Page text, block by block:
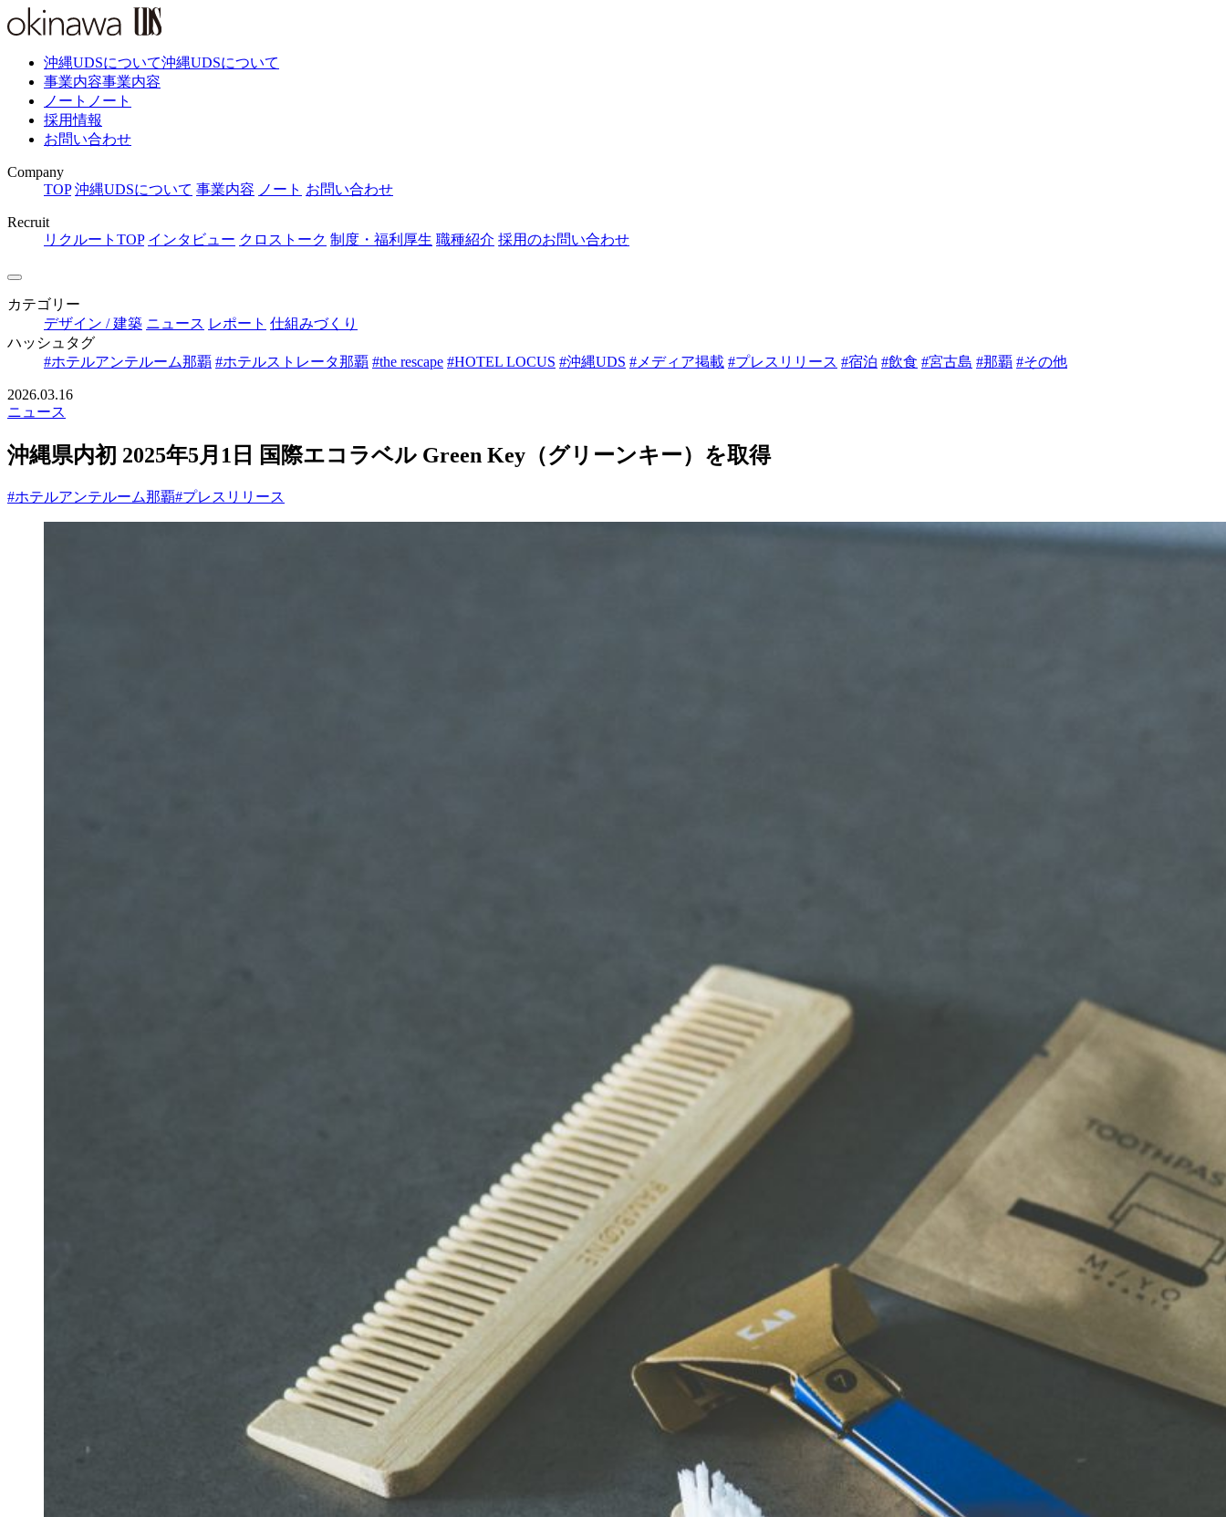
沖縄UDSについて沖縄UDSについて
事業内容事業内容
ノート ノート
採用情報
お問い合わせ
Company
TOP 沖縄UDSについて 事業内容 ノート お問い合わせ
Recruit
リクルートTOP インタビュー クロストーク 制度・福利厚生 職種紹介 採用のお問い合わせ
カテゴリー
デザイン / 建築 ニュース レポート 仕組みづくり
ハッシュタグ
#ホテルアンテルーム那覇 #ホテルストレータ那覇 #the rescape #HOTEL LOCUS #沖縄UDS #メディア掲載 #プレスリリース #宿泊 #飲食 #宮古島 #那覇 #その他
2026.03.16
ニュース
沖縄県内初 2025年5月1日 国際エコラベル Green Key（グリーンキー）を取得
#ホテルアンテルーム那覇#プレスリリース